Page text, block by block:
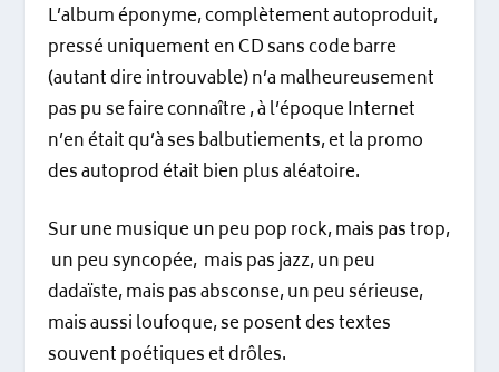
L’album éponyme, complètement autoproduit,
pressé uniquement en CD sans code barre
(autant dire introuvable) n’a malheureusement
pas pu se faire connaître , à l’époque Internet
n’en était qu’à ses balbutiements, et la promo
des autoprod était bien plus aléatoire.
Sur une musique un peu pop rock, mais pas trop,
un peu syncopée, mais pas jazz, un peu
dadaïste, mais pas absconse, un peu sérieuse,
mais aussi loufoque, se posent des textes
souvent poétiques et drôles.